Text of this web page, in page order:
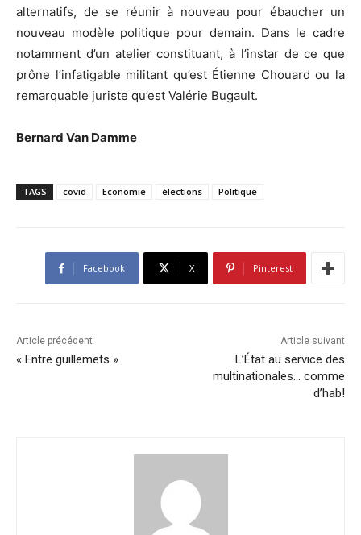
alternatifs, de se réunir à nouveau pour ébaucher un
nouveau modèle politique pour demain. Dans le cadre
notamment d’un atelier constituant, à l’instar de ce que
prône l’infatigable militant qu’est Étienne Chouard ou la
remarquable juriste qu’est Valérie Bugault.
Bernard Van Damme
TAGS covid Economie élections Politique
Facebook X Pinterest
Article précédent
« Entre guillemets »
Article suivant
L’État au service des
multinationales… comme
d’hab!